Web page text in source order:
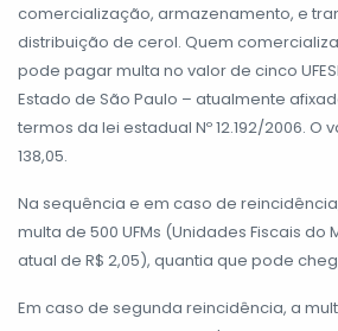
comercialização, armazenamento, e
distribuição de cerol. Quem
pode pagar multa no valor de cinco
Estado de São Paulo – atualmente
termos da lei estadual Nº 12.192/2006. O
138,05.
Na sequência e em caso de
multa de 500 UFMs (Unidades Fiscais do
atual de R$ 2,05), quantia que pode
Em caso de segunda reincidência, a